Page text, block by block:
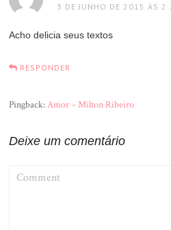
3 DE JUNHO DE 2015 ÀS
Acho delicia seus textos
RESPONDER
Pingback:Amor – Milton Ribeiro
Deixe um comentário